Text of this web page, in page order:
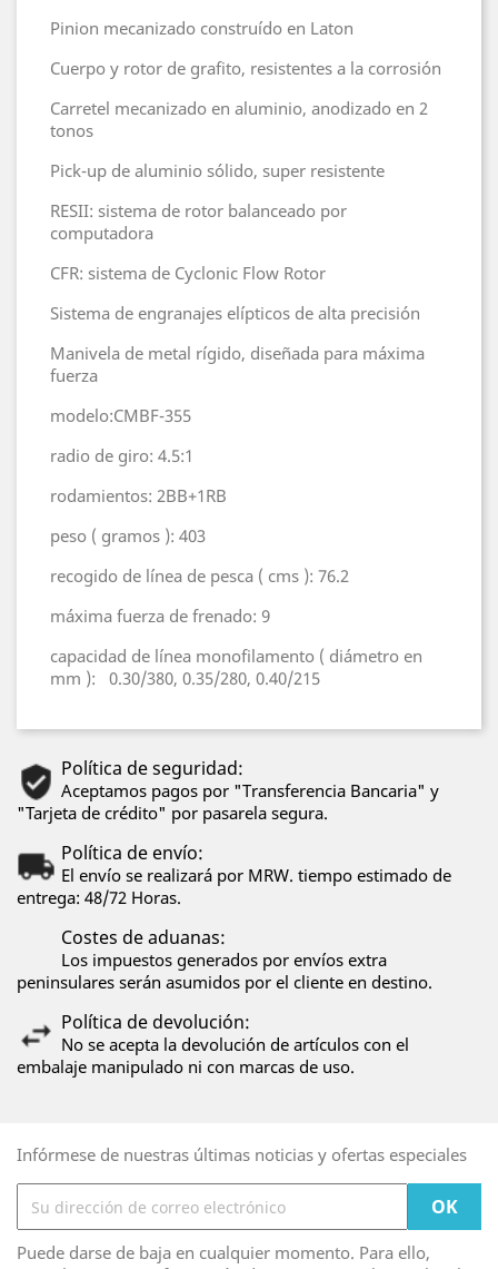
Pinion mecanizado construído en Laton
Cuerpo y rotor de grafito, resistentes a la corrosión
Carretel mecanizado en aluminio, anodizado en 2
tonos
Pick-up de aluminio sólido, super resistente
RESII: sistema de rotor balanceado por
computadora
CFR: sistema de Cyclonic Flow Rotor
Sistema de engranajes elípticos de alta precisión
Manivela de metal rígido, diseñada para máxima
fuerza
modelo:CMBF-355
radio de giro: 4.5:1
rodamientos: 2BB+1RB
peso ( gramos ): 403
recogido de línea de pesca ( cms ): 76.2
máxima fuerza de frenado: 9
capacidad de línea monofilamento ( diámetro en
mm ):
0.30/380, 0.35/280, 0.40/215
Política de seguridad:
Aceptamos pagos por "Transferencia Bancaria" y
"Tarjeta de crédito" por pasarela segura.
Política de envío:
El envío se realizará por MRW. tiempo estimado de
entrega: 48/72 Horas.
Costes de aduanas:
Los impuestos generados por envíos extra
peninsulares serán asumidos por el cliente en destino.
Política de devolución:
No se acepta la devolución de artículos con el
embalaje manipulado ni con marcas de uso.
Infórmese de nuestras últimas noticias y ofertas especiales
Puede darse de baja en cualquier momento. Para ello,